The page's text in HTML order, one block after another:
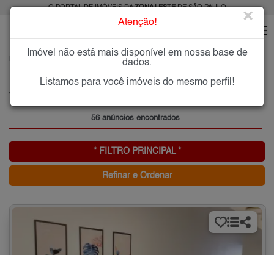
O PORTAL DE IMÓVEIS DAZONA LESTEDE SÃO PAULO
JARDIM ARICANDUVA
Imóveis à Venda no Jardim Aricanduva, Zona Leste de São Paulo
Jardim Aricanduva, Zona Leste
56 anúncios encontrados
* FILTRO PRINCIPAL *
Refinar e Ordenar
Atenção! ×
Imóvel não está mais disponível em nossa base de
dados.
Listamos para você imóveis do mesmo perfil!